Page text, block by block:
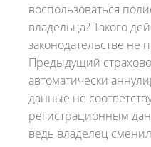
воспользоваться
владельца? Такого
законодательстве не
Предыдущий
автоматически
данные не
регистрационным
ведь владелец